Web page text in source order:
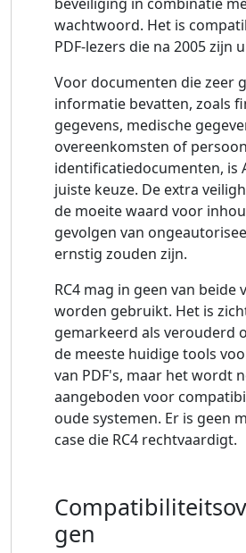
wachtwoord. Het is
PDF-lezers die na 2005 zijn
Voor documenten die zeer
informatie bevatten, zoals
gegevens, medische
overeenkomsten of
identificatiedocumenten, is
juiste keuze. De extra
de moeite waard voor
gevolgen van
ernstig zouden zijn.
RC4 mag in geen van beide
worden gebruikt. Het is
gemarkeerd als verouderd
de meeste huidige tools
van PDF's, maar het wordt
aangeboden voor
oude systemen. Er is geen
case die RC4 rechtvaardigt.
gen